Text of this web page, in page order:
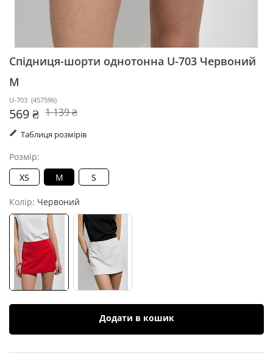
Спідниця-шорти однотонна U-703 Червоний
M
U-703 (457596)
569 ₴ 1 139 ₴
Таблиця розмірів
Розмір:
XS
M S
Колір: Червоний
Додати в кошик